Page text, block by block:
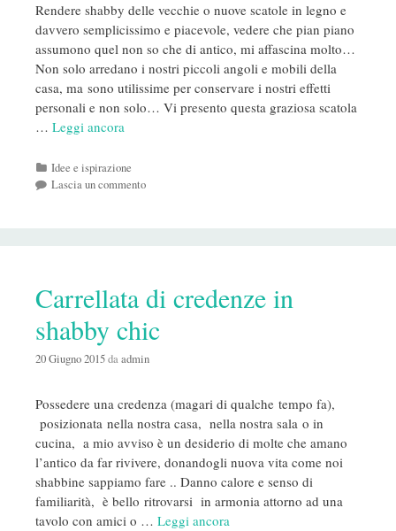
Rendere shabby delle vecchie o nuove scatole in legno e
davvero semplicissimo e piacevole, vedere che pian piano
assumono quel non so che di antico, mi affascina molto…
Non solo arredano i nostri piccoli angoli e mobili della
casa, ma sono utilissime per conservare i nostri effetti
personali e non solo… Vi presento questa graziosa scatola
… Leggi ancora
Categorie
Idee e ispirazione
Lascia un commento
Carrellata di credenze in
shabby chic
20 Giugno 2015daadmin
Possedere una credenza (magari di qualche tempo fa),
posizionata nella nostra casa, nella nostra sala o in
cucina, a mio avviso è un desiderio di molte che amano
l’antico da far rivivere, donandogli nuova vita come noi
shabbine sappiamo fare .. Danno calore e senso di
familiarità, è bello ritrovarsi in armonia attorno ad una
tavolo con amici o … Leggi ancora